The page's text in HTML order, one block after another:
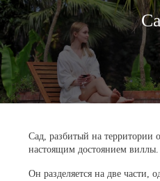
Сад, разбитый на территории
настоящим достоянием виллы.
Он разделяется на две части,